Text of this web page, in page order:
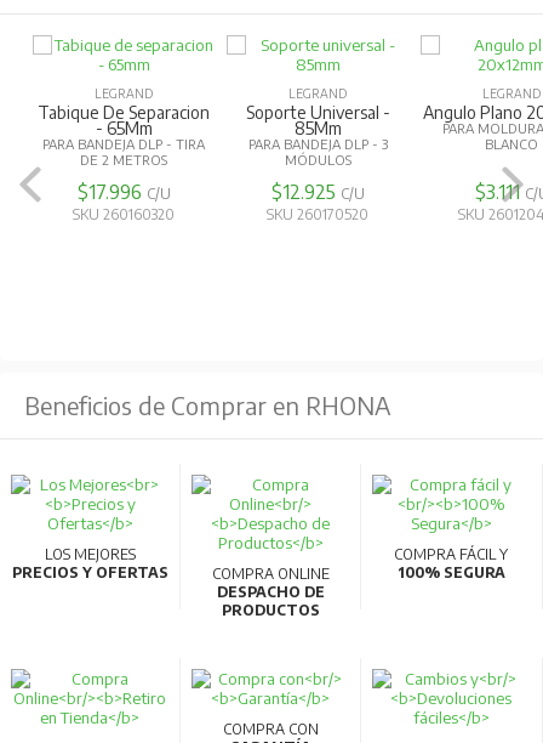
LEGRAND
Tabique De Separacion
- 65Mm
PARA BANDEJA DLP - TIRA
DE 2 METROS
$17.996 C/U
SKU 260160320
LEGRAND
Soporte Universal -
85Mm
PARA BANDEJA DLP - 3
MÓDULOS
$12.925 C/U
SKU 260170520
LEGRAND
Angulo Plano
PARA
BLANCO
$3.111C/
SKU
Beneficios de Comprar en RHONA
LOS MEJORES
PRECIOS Y OFERTAS
COMPRA ONLINE
DESPACHO DE
PRODUCTOS
COMPRA FÁCIL Y
100% SEGURA
COMPRA CON